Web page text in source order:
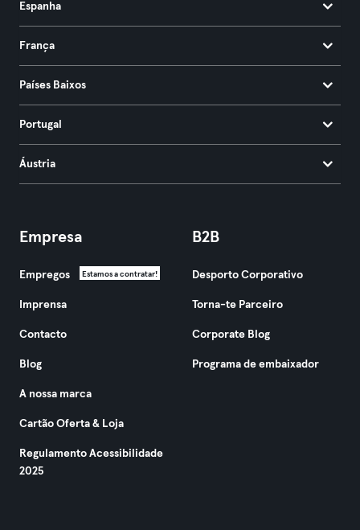
Espanha
França
Países Baixos
Portugal
Áustria
Empresa
Empregos Estamos a contratar!
Imprensa
Contacto
Blog
A nossa marca
Cartão Oferta & Loja
Regulamento Acessibilidade
2025
B2B
Desporto Corporativo
Torna-te Parceiro
Corporate Blog
Programa de embaixador